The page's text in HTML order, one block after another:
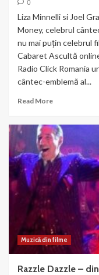
0
Liza Minnelli si Joel
Money, celebrul
nu mai puțin celebrul
Cabaret Ascultă
Radio Click Romania
cântec-emblemă al...
Read MoreRead
Liza
Minnelli
si
Joel
Gray
Muzică din filme
Razzle Dazzle – din